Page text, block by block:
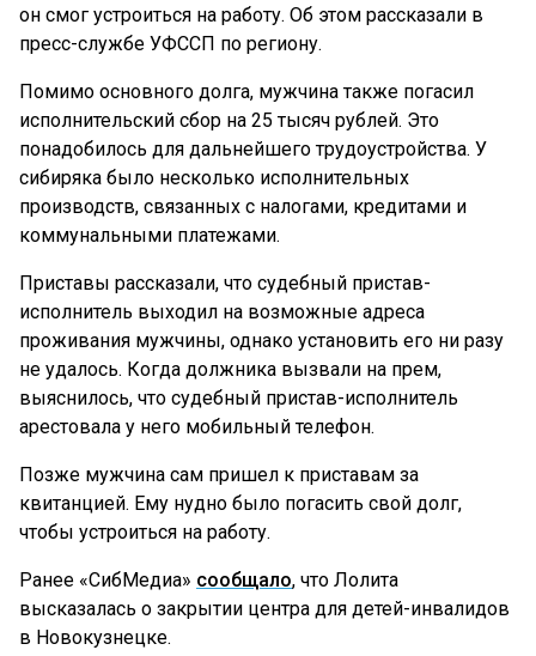
он смог устроиться на работу. Об этом рассказали в
пресс-службе УФССП по региону.
Помимо основного долга, мужчина также погасил
исполнительский сбор на 25 тысяч рублей. Это
понадобилось для дальнейшего трудоустройства. У
сибиряка было несколько исполнительных
производств, связанных с налогами, кредитами и
коммунальными платежами.
Приставы рассказали, что судебный пристав-
исполнитель выходил на возможные адреса
проживания мужчины, однако установить его ни разу
не удалось. Когда должника вызвали на прем,
выяснилось, что судебный пристав-исполнитель
арестовала у него мобильный телефон.
Позже мужчина сам пришел к приставам за
квитанцией. Ему нудно было погасить свой долг,
чтобы устроиться на работу.
Ранее «СибМедиа» сообщало, что Лолита
высказалась о закрытии центра для детей-инвалидов
в Новокузнецке.